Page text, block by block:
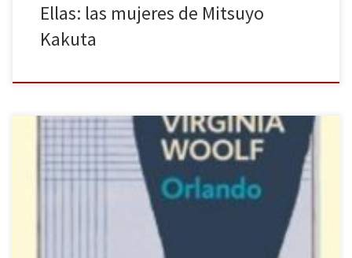
Ellas: las mujeres de Mitsuyo
Kakuta
Debolsillo nos presenta Orlando, una de las obras más conocidas y
accesibles de Virginia Woolf, cuyo protagonista está inspirado en
su amiga Vita Sackville-West. Orlando cuenta las aventuras de un
atractivo aristócrata inglés que, al llegar a la treintena, se
transforma en una mujer. Este personaje, que disfruta de la […]